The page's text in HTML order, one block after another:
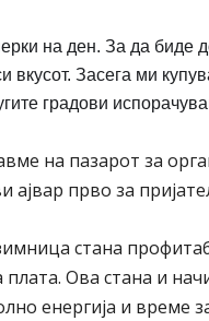
на ден. За да биде
вкусот. Засега ми
градови
на пазарот за
ајвар прво за
стана
Ова стана и
енергија и време